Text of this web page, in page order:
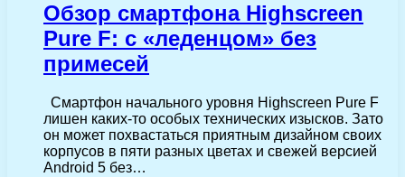
Обзор смартфона Highscreen
Pure F: с «леденцом» без
примесей
Смартфон начального уровня Highscreen Pure F
лишен каких-то особых технических изысков. Зато
он может похвастаться приятным дизайном своих
корпусов в пяти разных цветах и свежей версией
Android 5 без…